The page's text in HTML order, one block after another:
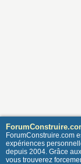
ForumConstruire.com
expériences
depuis 2004. Grâce
vous trouverez